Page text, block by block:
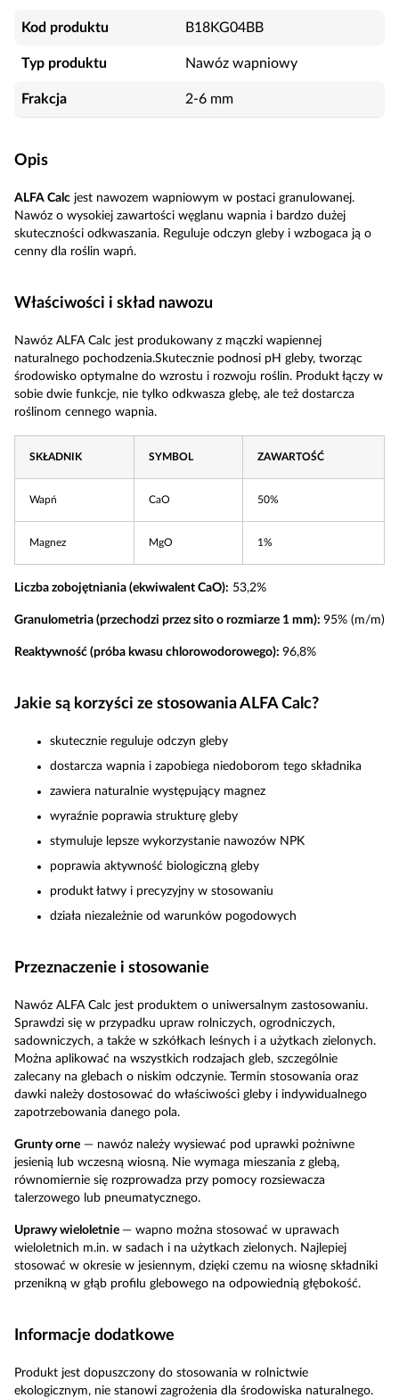
Kod produktu B18KG04BB
Typ produktu Nawóz wapniowy
Frakcja 2-6 mm
Opis
ALFA Calc jest nawozem wapniowym w postaci granulowanej.
Nawóz o wysokiej zawartości węglanu wapnia i bardzo dużej
skuteczności odkwaszania. Reguluje odczyn gleby i wzbogaca ją o
cenny dla roślin wapń.
Właściwości i skład nawozu
Nawóz ALFA Calc jest produkowany z mączki wapiennej
naturalnego pochodzenia.Skutecznie podnosi pH gleby, tworząc
środowisko optymalne do wzrostu i rozwoju roślin. Produkt łączy w
sobie dwie funkcje, nie tylko odkwasza glebę, ale też dostarcza
roślinom cennego wapnia.
SKŁADNIK SYMBOL ZAWARTOŚĆ
Wapń CaO 50%
Magnez MgO 1%
Liczba zobojętniania (ekwiwalent CaO): 53,2%
Granulometria (przechodzi przez sito o rozmiarze 1 mm): 95% (m/m)
Reaktywność (próba kwasu chlorowodorowego): 96,8%
Jakie są korzyści ze stosowania ALFA Calc?
skutecznie reguluje odczyn gleby
dostarcza wapnia i zapobiega niedoborom tego składnika
zawiera naturalnie występujący magnez
wyraźnie poprawia strukturę gleby
stymuluje lepsze wykorzystanie nawozów NPK
poprawia aktywność biologiczną gleby
produkt łatwy i precyzyjny w stosowaniu
działa niezależnie od warunków pogodowych
Przeznaczenie i stosowanie
Nawóz ALFA Calc jest produktem o uniwersalnym zastosowaniu.
Sprawdzi się w przypadku upraw rolniczych, ogrodniczych,
sadowniczych, a także w szkółkach leśnych i a użytkach zielonych.
Można aplikować na wszystkich rodzajach gleb, szczególnie
zalecany na glebach o niskim odczynie. Termin stosowania oraz
dawki należy dostosować do właściwości gleby i indywidualnego
zapotrzebowania danego pola.
Grunty orne — nawóz należy wysiewać pod uprawki pożniwne
jesienią lub wczesną wiosną. Nie wymaga mieszania z glebą,
równomiernie się rozprowadza przy pomocy rozsiewacza
talerzowego lub pneumatycznego.
Uprawy wieloletnie — wapno można stosować w uprawach
wieloletnich m.in. w sadach i na użytkach zielonych. Najlepiej
stosować w okresie w jesiennym, dzięki czemu na wiosnę składniki
przenikną w głąb profilu glebowego na odpowiednią głębokość.
Informacje dodatkowe
Produkt jest dopuszczony do stosowania w rolnictwie
ekologicznym, nie stanowi zagrożenia dla środowiska naturalnego.